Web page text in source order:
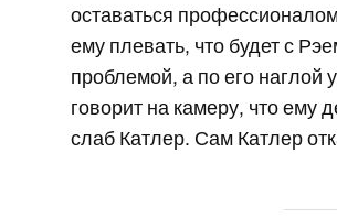
оставаться
ему плевать, что будет с
проблемой, а по его наглой
говорит на камеру, что ему
слаб Катлер. Сам Катлер